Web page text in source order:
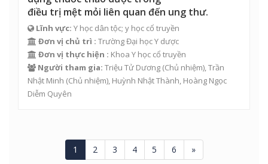
điều trị mệt mỏi liên quan đến ung thư.
Lĩnh vực: Y học dân tộc; y học cổ truyền
Đơn vị chủ trì : Trường Đại học Y dược
Đơn vị thực hiện : Khoa Y học cổ truyền
Người tham gia: Triệu Tử Dương (Chủ nhiệm),Trần
Nhật Minh (Chủ nhiệm), Huỳnh Nhật Thành, Hoàng Ngọc
Diễm Quyên
1 2 3 4 5 6 »